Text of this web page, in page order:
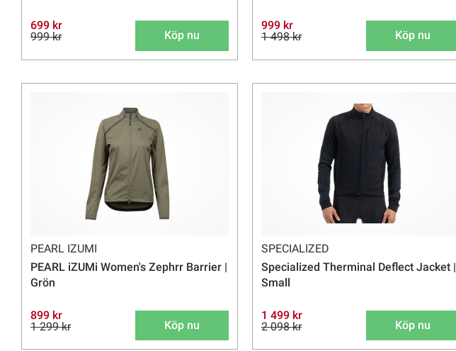
699 kr
999 kr
Köp nu
999 kr
1 498 kr
Köp nu
PEARL IZUMI
PEARL iZUMi Women's Zephrr Barrier |
Grön
899 kr
1 299 kr
Köp nu
SPECIALIZED
Specialized Therminal Deflect Jacket |
Small
1 499 kr
2 098 kr
Köp nu